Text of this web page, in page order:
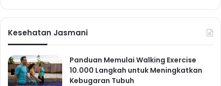
Kesehatan Jasmani
Panduan Memulai Walking Exercise
10.000 Langkah untuk Meningkatkan
Kebugaran Tubuh